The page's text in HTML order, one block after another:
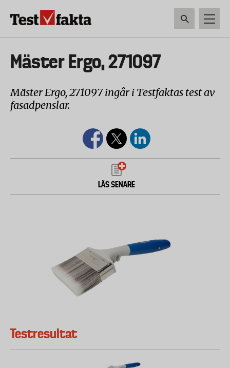
Huvudmeny
ny
Mäster Ergo, 271097
Mäster Ergo, 271097 ingår i Testfaktas test av
fasadpenslar.
LÄS SENARE
Testresultat